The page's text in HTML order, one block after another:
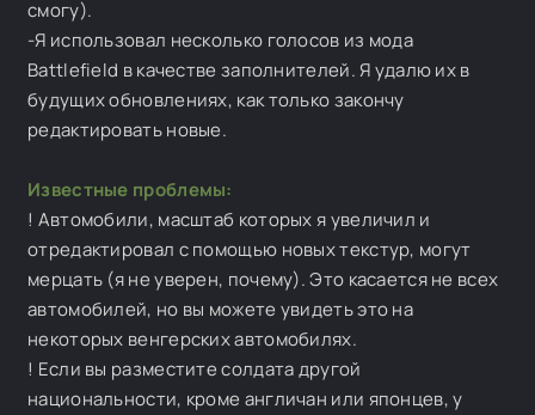
смогу).
-Я использовал несколько голосов из мода
Battlefield в качестве заполнителей. Я удалю их в
будущих обновлениях, как только закончу
редактировать новые.
Известные проблемы:
! Автомобили, масштаб которых я увеличил и
отредактировал с помощью новых текстур, могут
мерцать (я не уверен, почему). Это касается не всех
автомобилей, но вы можете увидеть это на
некоторых венгерских автомобилях.
! Если вы разместите солдата другой
национальности, кроме англичан или японцев, у